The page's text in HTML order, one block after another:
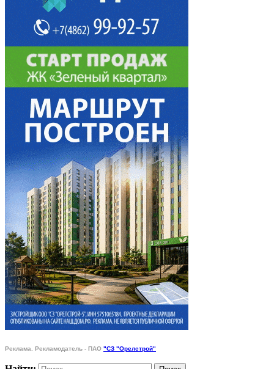
Реклама. Рекламодатель - ПАО "СЗ "Орелстрой"